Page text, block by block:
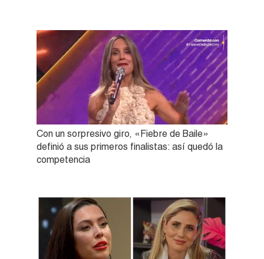
Con un sorpresivo giro, «Fiebre de Baile»
definió a sus primeros finalistas: así quedó la
competencia